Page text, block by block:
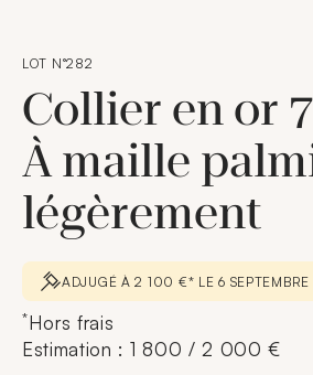
LOT N°282
Collier en or
À maille
légèrement
ADJUGÉ À 2 100 €* LE 6
*Hors frais
Estimation : 1 800 / 2 000 €